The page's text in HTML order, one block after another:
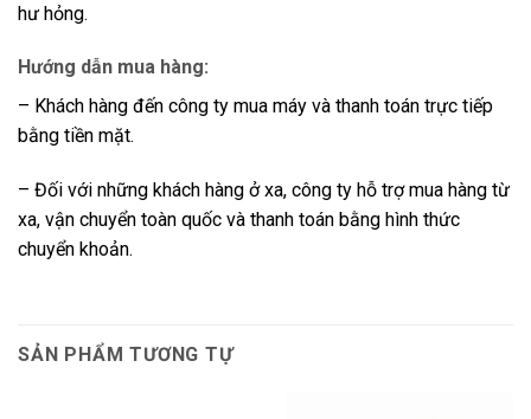
hư hỏng.
Hướng dẫn mua hàng:
– Khách hàng đến công ty mua máy và thanh toán trực tiếp
bằng tiền mặt.
– Đối với những khách hàng ở xa, công ty hỗ trợ mua hàng từ
xa, vận chuyển toàn quốc và thanh toán bằng hình thức
chuyển khoản.
SẢN PHẨM TƯƠNG TỰ